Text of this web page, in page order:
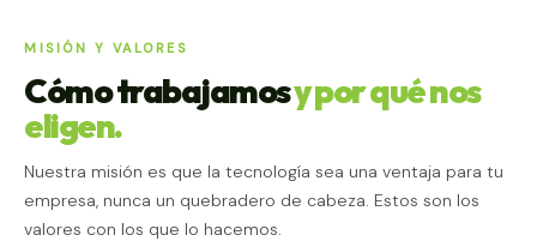
MISIÓN Y VALORES
Cómo trabajamosy por qué nos
eligen.
Nuestra misión es que la tecnología sea una ventaja para tu
empresa, nunca un quebradero de cabeza. Estos son los
valores con los que lo hacemos.